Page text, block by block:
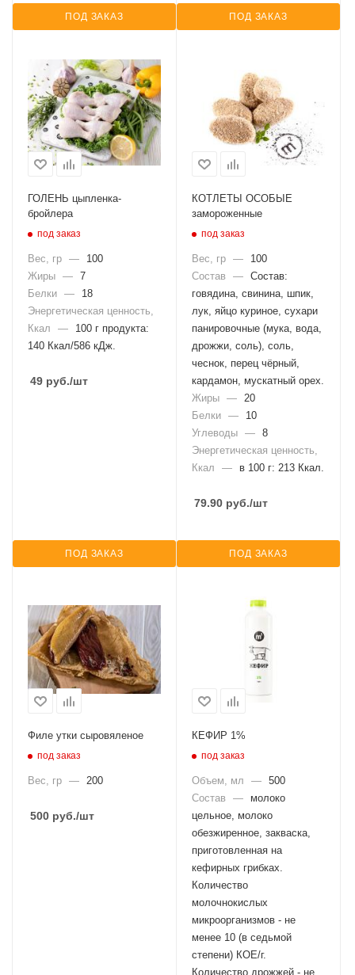
ПОД ЗАКАЗ ПОД ЗАКАЗ
ГОЛЕНЬ цыпленка-
бройлера
под заказ
Вес, гр —
100
Жиры — 7
Белки —
18
Энергетическая ценность,
Ккал
—
100 г продукта:
140 Ккал/586 кДж.
49 руб./шт
ПОД ЗАКАЗ
КОТЛЕТЫ ОСОБЫЕ
замороженные
под заказ
Вес, гр —
100
Состав
— Состав:
говядина, свинина, шпик,
лук, яйцо куриное, сухари
панировочные (мука, вода,
дрожжи, соль), соль,
чеснок, перец чёрный,
кардамон, мускатный орех.
Жиры — 20
Белки —
10
Углеводы — 8
Энергетическая ценность,
Ккал
— в 100 г: 213 Ккал.
79.90 руб./шт
ПОД ЗАКАЗ
Филе утки сыровяленое
под заказ
Вес, гр — 200
500 руб./шт
КЕФИР 1%
под заказ
Объем, мл — 500
Состав
—
молоко
цельное, молоко
обезжиренное, закваска,
приготовленная на
кефирных грибках.
Количество
молочнокислых
микроорганизмов - не
менее 10 (в седьмой
степени) КОЕ/г.
Количество дрожжей - не